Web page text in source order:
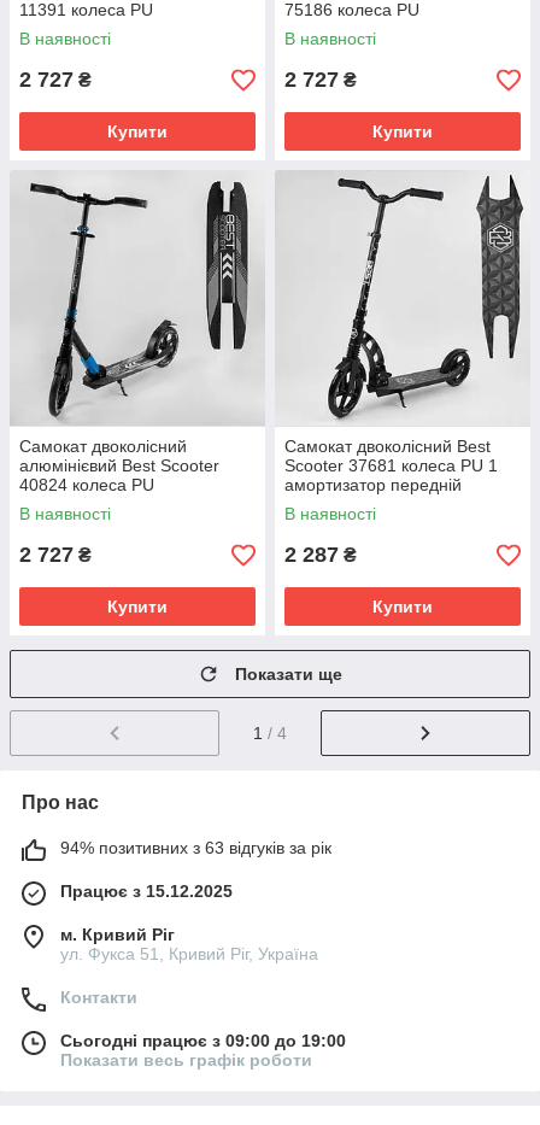
11391 колеса PU
амортизатор передній
Чорно-жовтогарячий
В наявності
2 727 ₴
Купити
75186 колеса PU
амортизатор передній
Чорно-синій
В наявності
2 727 ₴
Купити
Самокат двоколісний
алюмінієвий Best Scooter
40824 колеса PU
амортизатор передній
Чорно-блакитний
В наявності
2 727 ₴
Купити
Самокат двоколісний Best
Scooter 37681 колеса PU 1
амортизатор передній
Чорний
В наявності
2 287 ₴
Купити
Показати ще
1 / 4
Про нас
94% позитивних з 63 відгуків за рік
Працює з 15.12.2025
м. Кривий Ріг
ул. Фукса 51, Кривий Ріг, Україна
Контакти
Сьогодні працює з 09:00 до 19:00
Показати весь графік роботи